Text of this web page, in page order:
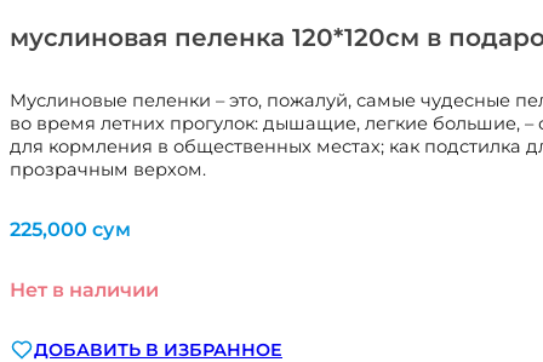
муслиновая пеленка 120*120см в
Муслиновые пеленки – это, пожалуй, самые чудесные
во время летних прогулок: дышащие, легкие большие,
для кормления в общественных местах; как подстилка
прозрачным верхом.
225,000 сум
Нет в наличии
ДОБАВИТЬ В ИЗБРАННОЕ